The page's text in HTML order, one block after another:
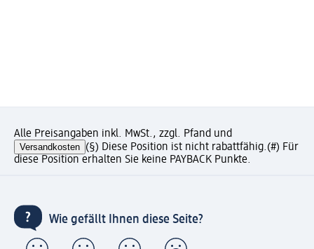
Alle Preisangaben inkl. MwSt., zzgl. Pfand und
Versandkosten (§) Diese Position ist nicht rabattfähig.(#) Für
diese Position erhalten Sie keine PAYBACK Punkte.
Wie gefällt Ihnen diese Seite?